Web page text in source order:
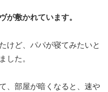
が敷かれています。
けど、パパが寝てみたいと
した。
、部屋が暗くなると、速や